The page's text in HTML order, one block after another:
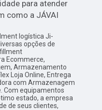
para atender
como a JÁVAI
logística Ji-
opções de
Ecommerce,
Armazenamento
Loja Online, Entrega
com Armazenagem
Com equipamentos
estado, a empresa
de seus clientes,